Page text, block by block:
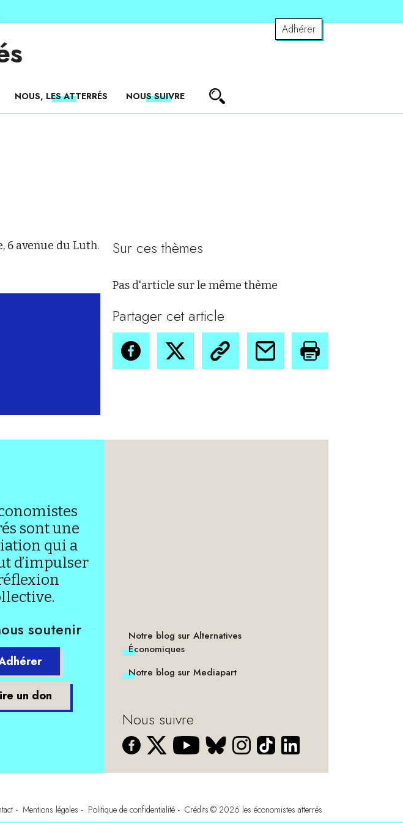
Adhérer
NOUS, LES ATTERRÉS NOUS SUIVRE
6 avenue du Luth. Sur ces thèmes
Pas d'article sur le même thème
Partager cet article
sont une
qui a
d’impulser
soutenir
un don
Notre blog sur Alternatives
Économiques
Notre blog sur Mediapart
Nous suivre
Mentions légales Politique de confidentialité Crédits © 2026 les économistes atterrés